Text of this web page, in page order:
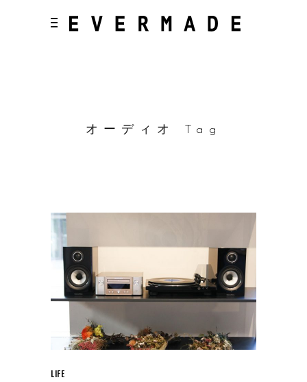
オーディオ Tag
LIFE